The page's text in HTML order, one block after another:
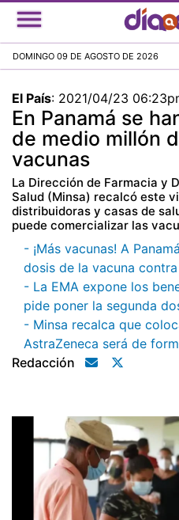
DOMINGO 09 DE AGOSTO DE 2026
El País: 2021/04/23
En Panamá se
de medio millón
vacunas
La Dirección de Farmacia y
Salud (Minsa) recalcó este
distribuidoras y casas de
puede comercializar las
- ¡Más vacunas! A
dosis de la vacuna contra
- La EMA expone los
pide poner la segunda
- Minsa recalca que
AstraZeneca será de
Redacción